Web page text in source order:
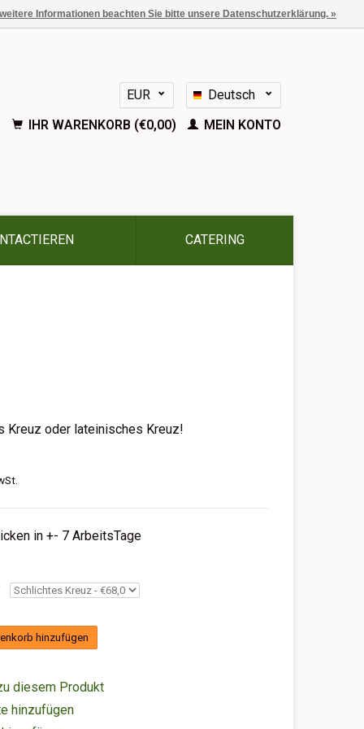
EUR
GBP
Deutsch
Nederlands
English
IHR WARENKORB (€0,00) MEIN KONTO
CATERING
Kreuz oder lateinisches Kreuz!
in +- 7 ArbeitsTage
hinzufügen
diesem Produkt
hinzufügen
Informationen beachten Sie bitte unsere Datenschutzerklärung. »